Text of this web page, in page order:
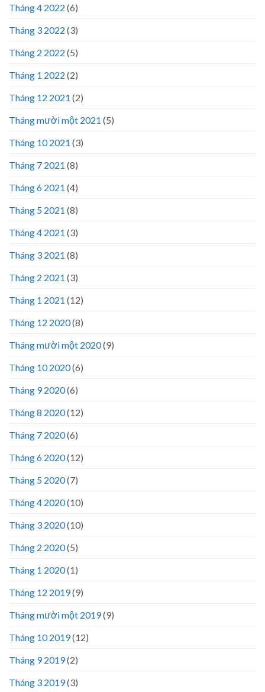
Tháng 4 2022 (6)
Tháng 3 2022 (3)
Tháng 2 2022 (5)
Tháng 1 2022 (2)
Tháng 12 2021 (2)
Tháng mười một 2021 (5)
Tháng 10 2021 (3)
Tháng 7 2021 (8)
Tháng 6 2021 (4)
Tháng 5 2021 (8)
Tháng 4 2021 (3)
Tháng 3 2021 (8)
Tháng 2 2021 (3)
Tháng 1 2021 (12)
Tháng 12 2020(8)
Tháng mười một 2020(9)
Tháng 10 2020(6)
Tháng 9 2020(6)
Tháng 8 2020(12)
Tháng 7 2020(6)
Tháng 6 2020(12)
Tháng 5 2020(7)
Tháng 4 2020(10)
Tháng 3 2020(10)
Tháng 2 2020(5)
Tháng 1 2020(1)
Tháng 12 2019(9)
Tháng mười một 2019(9)
Tháng 10 2019(12)
Tháng 9 2019(2)
Tháng 3 2019(3)